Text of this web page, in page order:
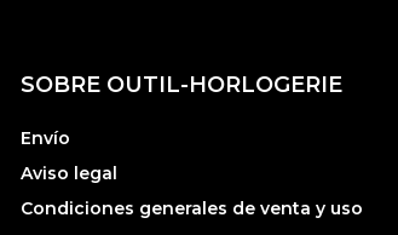
SOBRE OUTIL-HORLOGERIE
Envío
Aviso legal
Condiciones generales de venta y uso